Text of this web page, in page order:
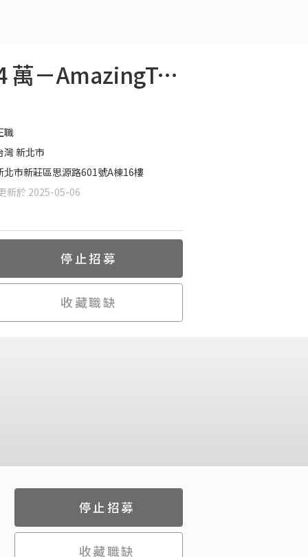
影音行銷企劃 儲備幹部｜歡迎 無經驗｜年薪 56 - 84 萬－AmazingTalker Show
職
灣 新北市
北市新莊區思源路601號A棟16樓
新於 2025-05-06
停止招募
收藏職缺
停止招募
收藏職缺